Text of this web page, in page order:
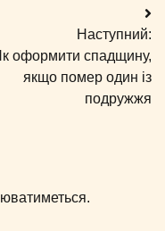
Наступний:
оформити спадщину,
якщо помер один із
подружжя